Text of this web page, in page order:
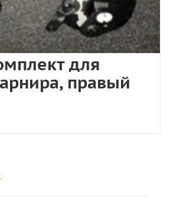
для
правый